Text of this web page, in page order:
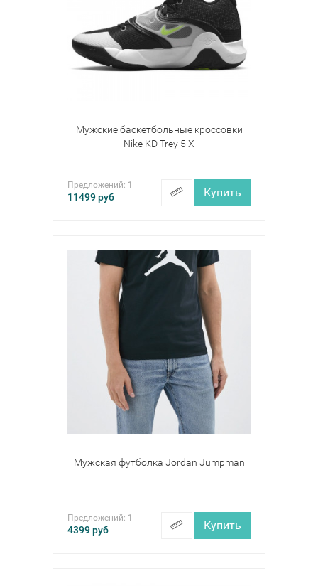
Мужские баскетбольные кроссовки
Nike KD Trey 5 X
Предложений: 1
11499руб Купить
Мужская футболка Jordan Jumpman
Предложений: 1
4399руб Купить